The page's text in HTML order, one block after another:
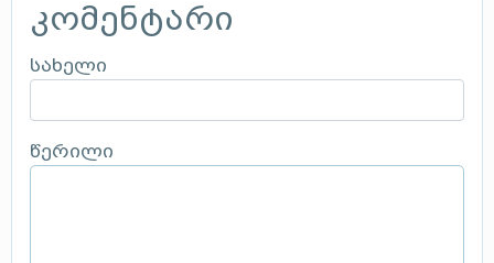
კომენტარი
სახელი
წერილი